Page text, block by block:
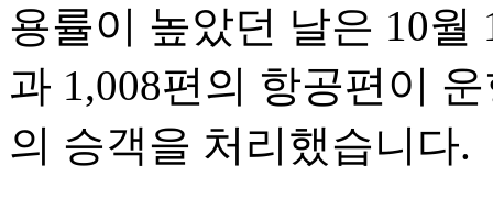
용률이 높았던 날은 10월
과 1,008편의 항공편이
의 승객을 처리했습니다.